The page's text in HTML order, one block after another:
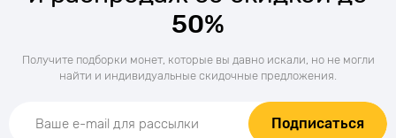
50%
Получите подборки монет, которые вы давно искали, но не могли
найти и индивидуальные скидочные предложения.
Подписаться